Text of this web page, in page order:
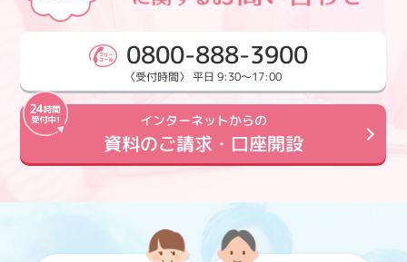
0800-888-3900
〈受付時間〉 平日 9:30～17:00
インターネットからの
資料のご請求・口座開設